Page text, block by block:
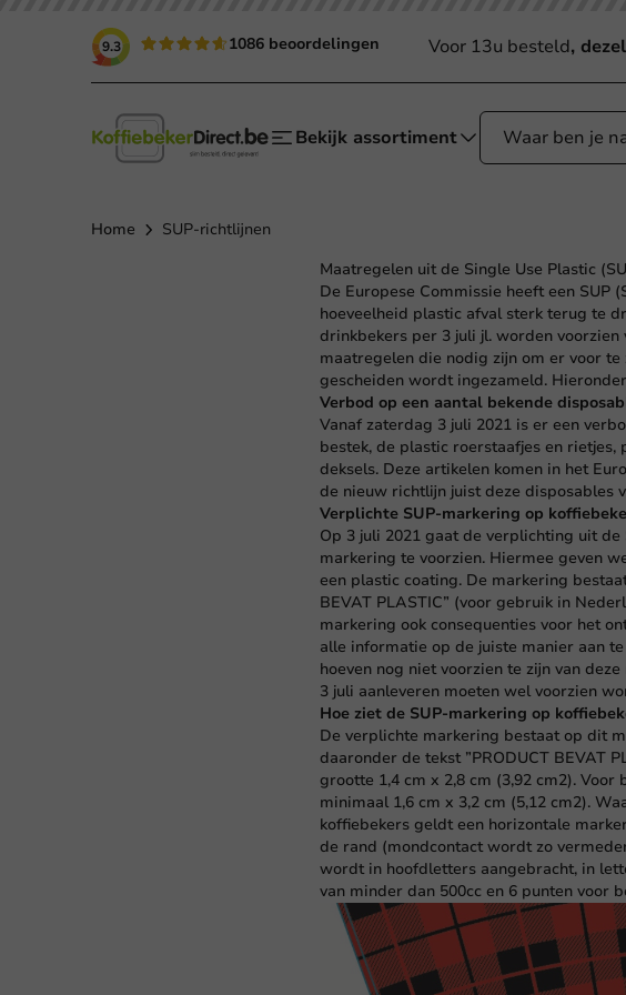
9.3 1086 beoordelingen Voor 13u besteld,
Bekijk assortiment
Home
SUP-richtlijnen
Maatregelen uit de Single Use Plastic
De Europese Commissie heeft een SUP
hoeveelheid plastic afval sterk terug te
drinkbekers per 3 juli jl. worden
maatregelen die nodig zijn om er voor
gescheiden wordt ingezameld.
Verbod op een aantal bekende
Vanaf zaterdag 3 juli 2021 is er een
bestek, de plastic roerstaafjes en
deksels. Deze artikelen komen in het
de nieuw richtlijn juist deze disposables
Verplichte SUP-markering op
Op 3 juli 2021 gaat de verplichting uit
markering te voorzien. Hiermee geven
een plastic coating. De markering
BEVAT PLASTIC” (voor gebruik in
markering ook consequenties voor het
alle informatie op de juiste manier aan
hoeven nog niet voorzien te zijn van
3 juli aanleveren moeten wel voorzien
Hoe ziet de SUP-markering op
De verplichte markering bestaat op dit
daaronder de tekst ”PRODUCT BEVAT
grootte 1,4 cm x 2,8 cm (3,92 cm2).
minimaal 1,6 cm x 3,2 cm (5,12 cm2).
koffiebekers geldt een horizontale
de rand (mondcontact wordt zo
wordt in hoofdletters aangebracht, in
van minder dan 500cc en 6 punten voor